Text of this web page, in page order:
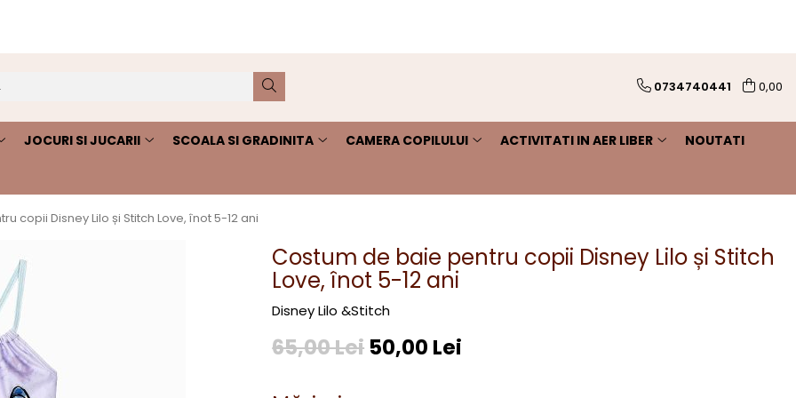
0734740441 0,00
JOCURI SI JUCARII SCOALA SI GRADINITA CAMERA COPILULUI ACTIVITATI IN AER LIBER NOUTATI
copii Disney Lilo și Stitch Love, înot 5-12 ani
Costum de baie pentru copii Disney Lilo și Stitch
Love, înot 5-12 ani
Disney Lilo &Stitch
65,00 Lei 50,00 Lei